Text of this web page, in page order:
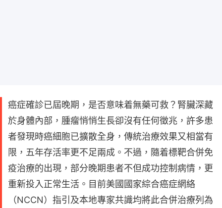
癌症確診已屆晚期，是否意味着無藥可救？腎臟深藏
於身體內部，腫瘤悄悄生長卻沒有任何徵兆，許多患
者發現時癌細胞已擴散全身，傳統治療效果又相當有
限，五年存活率更不足兩成。不過，隨着標靶合併免
疫治療的出現，部分晚期患者不但成功控制病情，更
重新投入正常生活。目前美國國家綜合癌症網絡
（NCCN）指引及本地專家共識均將此合併治療列為